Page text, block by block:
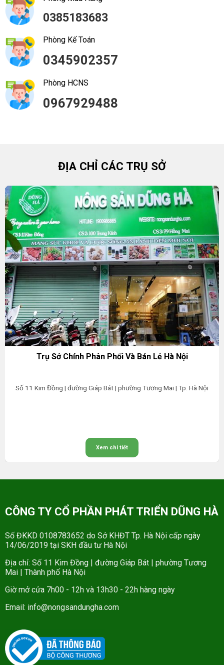
0385183683
Phòng Kế Toán
0345902357
Phòng HCNS
0967929488
ĐỊA CHỈ CÁC TRỤ SỞ
Trụ Sở Chính Phân Phối Và Bán Lẻ Hà Nội
Số 11 Kim Đồng | đường Giáp Bát | phường Tương Mai | Tp. Hà Nội
Xem chi tiết
CÔNG TY CỔ PHẦN PHÁT TRIỂN DŨNG HÀ
Số ĐKKD 0108783652 do Sở KHĐT Tp. Hà Nội cấp ngày
14/06/2019 tại SKH đầu tư Hà Nội
Địa chỉ: Số 11 Kim Đồng | đường Giáp Bát | phường Tương
Mai | Thành phố Hà Nội
Giờ mở cửa 7h00 - 12h và 13h30 - 22h hàng ngày
Email: info@nongsandungha.com